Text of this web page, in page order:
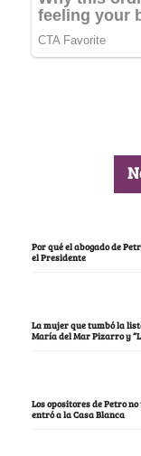
Por qué el abogado de
el Presidente
La mujer que tumbó la
María del Mar Pizarro y
Los opositores de Petro
entró a la Casa Blanca